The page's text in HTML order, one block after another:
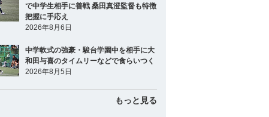
で中学生相手に善戦 桑田真澄監督も特徴
把握に手応え
2026年8月6日
中学軟式の強豪・駿台学園中を相手に大
和田与喜のタイムリーなどで食らいつく
2026年8月5日
もっと見る